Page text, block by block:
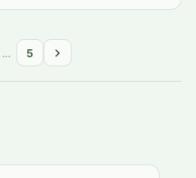
… 5